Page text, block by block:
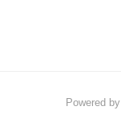
Powered by